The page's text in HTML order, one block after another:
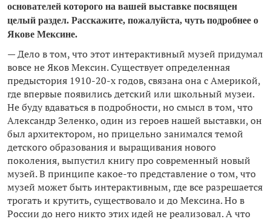
основателей которого на вашей выставке посвящен
целый раздел. Расскажите, пожалуйста, чуть подробнее о
Якове Мексине.
— Дело в том, что этот интерактивный музей придумал
вовсе не Яков Мексин. Существует определенная
предыстория 1910-20-х годов, связана она с Америкой,
где впервые появились детский или школьный музеи.
Не буду вдаваться в подробности, но смысл в том, что
Александр Зеленко, один из героев нашей выставки, он
был архитектором, но прицельно занимался темой
детского образования и выращивания нового
поколения, выпустил книгу про современный новый
музей. В принципе какое-то представление о том, что
музей может быть интерактивным, где все разрешается
трогать и крутить, существовало и до Мексина. Но в
России до него никто этих идей не реализовал. А что